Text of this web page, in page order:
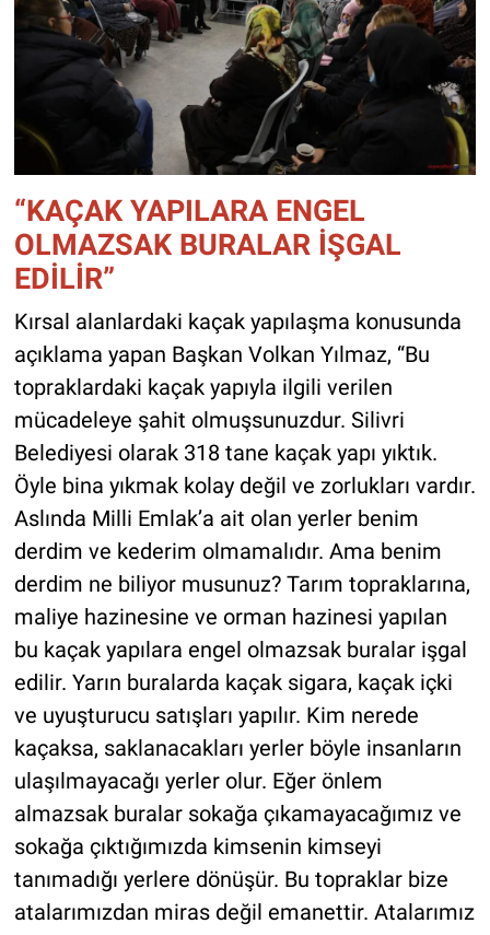
“KAÇAK YAPILARA ENGEL
OLMAZSAK BURALAR İŞGAL
EDİLİR”
Kırsal alanlardaki kaçak yapılaşma konusunda
açıklama yapan Başkan Volkan Yılmaz, “Bu
topraklardaki kaçak yapıyla ilgili verilen
mücadeleye şahit olmuşsunuzdur. Silivri
Belediyesi olarak 318 tane kaçak yapı yıktık.
Öyle bina yıkmak kolay değil ve zorlukları vardır.
Aslında Milli Emlak’a ait olan yerler benim
derdim ve kederim olmamalıdır. Ama benim
derdim ne biliyor musunuz? Tarım topraklarına,
maliye hazinesine ve orman hazinesi yapılan
bu kaçak yapılara engel olmazsak buralar işgal
edilir. Yarın buralarda kaçak sigara, kaçak içki
ve uyuşturucu satışları yapılır. Kim nerede
kaçaksa, saklanacakları yerler böyle insanların
ulaşılmayacağı yerler olur. Eğer önlem
almazsak buralar sokağa çıkamayacağımız ve
sokağa çıktığımızda kimsenin kimseyi
tanımadığı yerlere dönüşür. Bu topraklar bize
atalarımızdan miras değil emanettir. Atalarımız